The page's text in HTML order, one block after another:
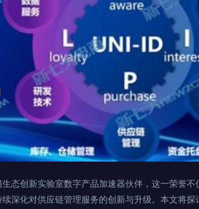
态创新实验室数字产品加速器伙伴，这一荣誉
深化对供应链管理服务的创新与升级。本文将